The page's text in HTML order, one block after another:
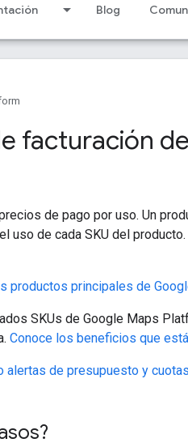
Blog
facturación
de pago por uso. Un
uso de cada SKU del producto.
productos principales de
SKUs de Google Maps
Conoce los beneficios que
alertas de presupuesto y